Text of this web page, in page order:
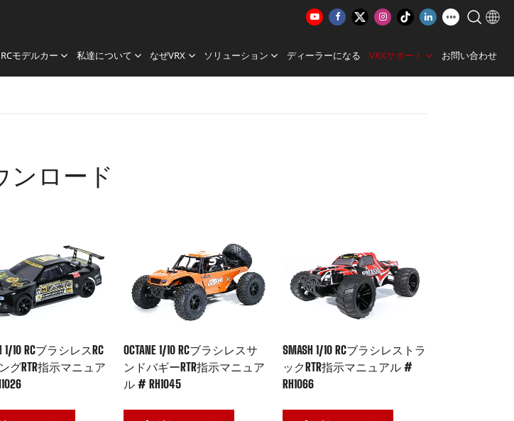
RCモデルカー 私達について なぜVRX ソリューション ディーラーになる VRXサポート お問い合わせ
ンロード
1/10 RCブラシレスRC
グRTR指示マニュア
OCTANE 1/10 RCブラシレスサ
ンドバギーRTR指示マニュア
ル # RH1045
SMASH 1/10 RCブラシレストラ
ックRTR指示マニュアル #
RH1066